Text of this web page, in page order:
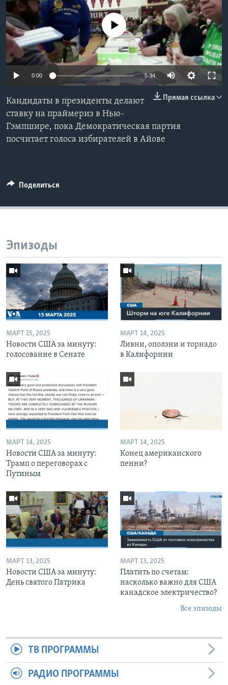
Learning English
СОЦИАЛЬНЫЕ СЕТИ
No media source currently available
0:00 5:34
Прямая ссылка
Кандидаты в президенты делают
ставку на праймериз в Нью-
Гэмпшире, пока Демократическая партия
посчитает голоса избирателей в Айове
Поделиться
Эпизоды
МАРТ 15, 2025
Новости США за минуту:
голосование в Сенате
МАРТ 14, 2025
Ливни, оползни и торнадо
в Калифорнии
МАРТ 14, 2025
Новости США за минуту:
Трамп о переговорах с
Путиным
МАРТ 14, 2025
Конец американского
пенни?
МАРТ 13, 2025
Новости США за минуту:
День святого Патрика
МАРТ 13, 2025
Платить по счетам:
насколько важно для США
канадское электричество?
Все эпизоды
ТВ ПРОГРАММЫ
РАДИО ПРОГРАММЫ